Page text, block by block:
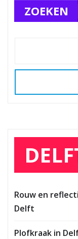
ZOEKEN
Rouw en
Delft
Plofkraak in